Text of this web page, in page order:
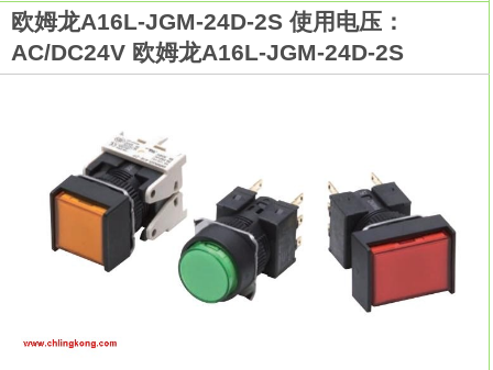
欧姆龙A16L-JGM-24D-2S 使用电压：
AC/DC24V 欧姆龙A16L-JGM-24D-2S